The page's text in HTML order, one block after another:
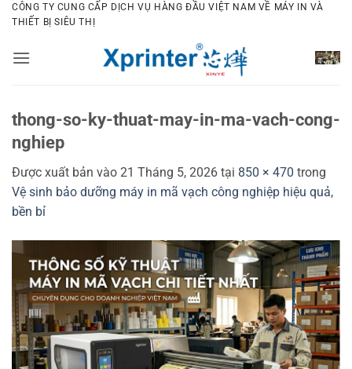
Bỏ
qua
dung
CÔNG TY CUNG CẤP DỊCH VỤ HÀNG ĐẦU VIỆT NAM VỀ MÁY IN VÀ
THIẾT BỊ SIÊU THỊ
thong-so-ky-thuat-may-in-ma-vach-cong-
nghiep
Được xuất bản vào 21 Tháng 5, 2026 tại 850 × 470 trong
Vệ sinh bảo dưỡng máy in mã vạch công nghiệp hiệu quả,
bền bỉ